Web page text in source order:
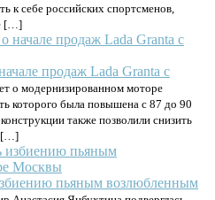
к себе российских спортсменов,
[…]
продаж Lada Granta с
о модернизированном моторе
которого была повышена с 87 до 90
также позволили снизить
[…]
пьяным возлюбленным